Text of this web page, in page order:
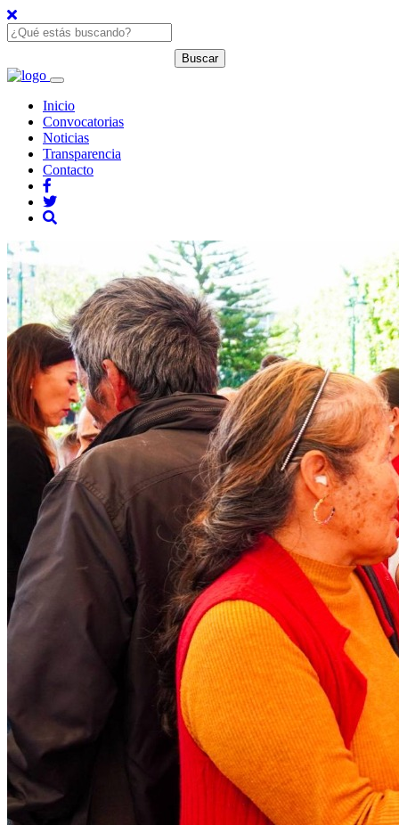
Inicio
Convocatorias
Noticias
Transparencia
Contacto